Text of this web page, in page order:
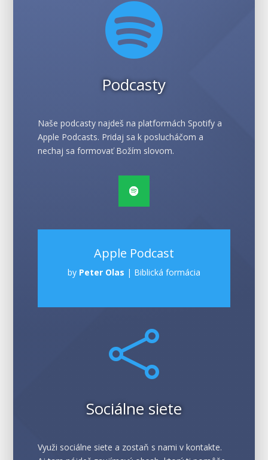

Podcasty
Naše podcasty najdeš na platformách Spotify a
Apple Podcasts. Pridaj sa k poslucháčom a
nechaj sa formovať Božím slovom.
Apple Podcast
by Peter Olas | Biblická formácia

Sociálne siete
Využi sociálne siete a zostaň s nami v kontakte.